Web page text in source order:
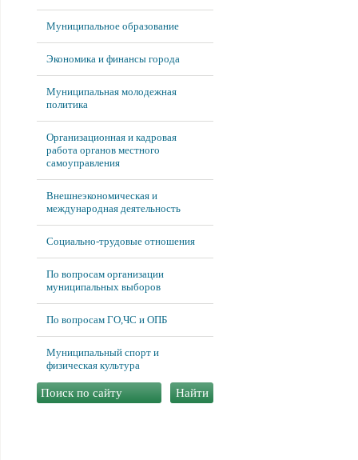
Муниципальное образование
Экономика и финансы города
Муниципальная молодежная
политика
Организационная и кадровая
работа органов местного
самоуправления
Внешнеэкономическая и
международная деятельность
Социально-трудовые отношения
По вопросам организации
муниципальных выборов
По вопросам ГО,ЧС и ОПБ
Муниципальный спорт и
физическая культура